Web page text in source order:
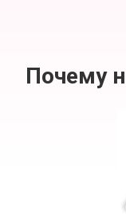
Почему